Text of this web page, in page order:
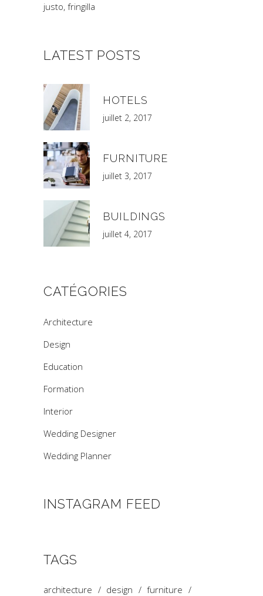
justo, fringilla
LATEST POSTS
HOTELS
juillet 2, 2017
FURNITURE
juillet 3, 2017
BUILDINGS
juillet 4, 2017
CATÉGORIES
Architecture
Design
Education
Formation
Interior
Wedding Designer
Wedding Planner
INSTAGRAM FEED
TAGS
architecture design
furniture